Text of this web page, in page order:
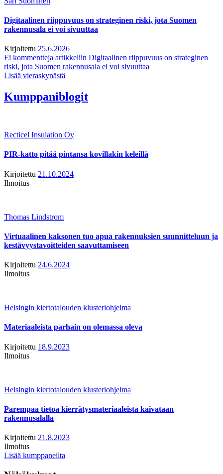
Digitaalinen riippuvuus on strateginen riski, jota Suomen
rakennusala ei voi sivuuttaa
Kirjoitettu 25.6.2026
Ei kommentteja artikkeliin Digitaalinen riippuvuus on strateginen
riski, jota Suomen rakennusala ei voi sivuuttaa
Lisää vieraskynästä
Kumppaniblogit
Recticel Insulation Oy
PIR-katto pitää pintansa kovillakin keleillä
Kirjoitettu 21.10.2024
Ilmoitus
Thomas Lindstrom
Virtuaalinen kaksonen tuo apua rakennuksien suunnitteluun ja
kestävyystavoitteiden saavuttamiseen
Kirjoitettu 24.6.2024
Ilmoitus
Helsingin kiertotalouden klusteriohjelma
Materiaaleista parhain on olemassa oleva
Kirjoitettu 18.9.2023
Ilmoitus
Helsingin kiertotalouden klusteriohjelma
Parempaa tietoa kierrätysmateriaaleista kaivataan
rakennusalalla
Kirjoitettu 21.8.2023
Ilmoitus
Lisää kumppaneilta